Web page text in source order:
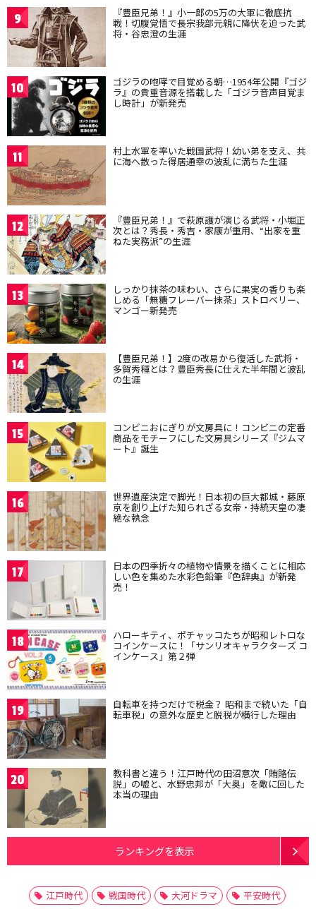
9 『豊臣兄弟！』小一郎の5万の大軍に徹底抗
戦！切腹覚悟で長宗我部元親に降伏を迫った武
将・谷忠澄の生涯
10 ゴジラの咆哮で目覚める朝…1954年公開『ゴジ
ラ』の貴重音源を搭載した「ゴジラ音声目覚ま
し時計」が新発売
11 村上水軍を率いた戦国武将！幼い弟を支え、共
に海へ散った得居通幸の波乱に満ちた生涯
12 『豊臣兄弟！』で萩原護が演じる武将・小堀正
次とは？秀長・秀吉・家康が重用、“出家を重
ねた実務派”の生涯
13 しっかり抹茶の味わい、さらに果実の香りも楽
しめる「無糖フレーバー抹茶」ストロベリー、
マンゴー新発売
14 【豊臣兄弟！】2度の改易から復活した武将・
多賀秀種とは？豊臣秀長に仕えた半年間と波乱
の生涯
15 コンビニおにぎりが文房具に！コンビニの定番
商品をモチーフにした文房具シリーズ『ジムマ
ート』誕生
16 世界遺産決定で脚光！日本初の巨大都城・藤原
京を創り上げた知られざる女帝・持統天皇の凄
絶な執念
17 日本の四季折々の植物や情景を描くことに相応
しい色を集めた水彩色鉛筆『色辞典』が新発
売！
18 ハローキティ、ポチャッコたちが昭和レトロな
コインケースに！「サンリオキャラクターズ コ
インケース」第２弾
19 自転車を持つだけで税金？ 昭和まで続いた「自
転車税」の意外な歴史と脱税が横行した理由
20 教科書と違う！江戸時代の田沼意次「賄賂伝
説」の嘘と、水野忠邦が「大奥」を敵に回した
本当の理由
ランキングを表示
江戸時代 戦国時代 大河ドラマ
平安時代